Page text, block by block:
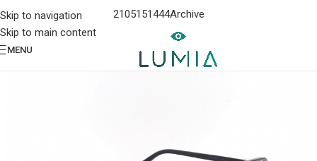
Skip to navigation
Skip to main content
2105151444Archive
MENU